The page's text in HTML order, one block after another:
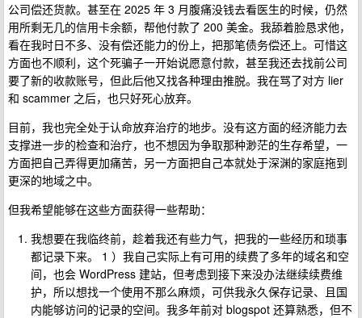
公司偿还货款。甚至在 2025 年 3 月腹痛没钱去看医生的时候，仍然
用所剩无几的信用卡余额，帮他付款了 200 美金。我舔着脸恳求他，
看在我时日不多、没有偿还能力的份上，把那笔债务偿还上。可惜这
方面也不顺利，这个死骗子一开始说愿意付款，甚至我还去找前公司
要了新的收款账号，但此后他又找各种理由推脱。我在骂了对方 lier
和 scammer 之后，也只好死心放弃。
目前，我也完全处于认命放弃治疗的地步。没有这方面的经济能力去
支撑进一步的检查和治疗，也不想因为争取那种渺茫的生存希望，一
方面把自己弄得更加痛苦，另一方面把自己本就处于深渊的家庭拖到
更深的地域之中。
但我希望能够在这些方面获得一些帮助：
我想要在我临终前，趁着我还有些力气，把我的一些经历和琐事
都记录下来。 1 ）我自己实际上有可用的续费了多年的域名和空
间，也会 WordPress 建站，但考虑到接下来没办法继续续费维
护，所以想找一个使用不那么麻烦，可供我永久保存记录、且国
内能够访问的记录的空间。我多年前对 blogspot 还算熟悉，但不